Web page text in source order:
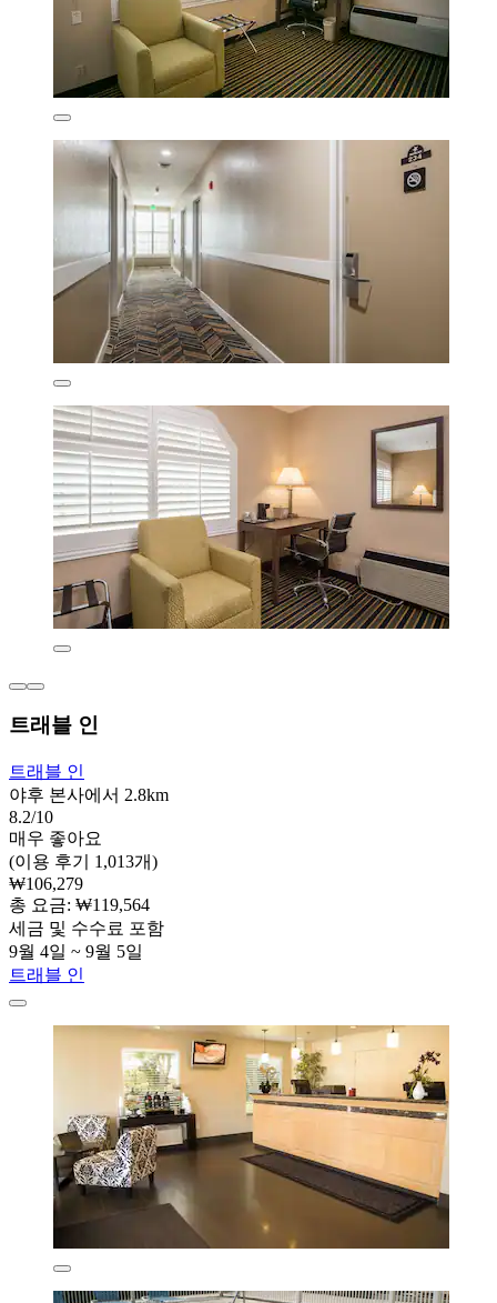
트래블 인
트래블 인
야후 본사에서 2.8km
8.2/10
매우 좋아요
(이용 후기 1,013개)
₩106,279
총 요금: ₩119,564
세금 및 수수료 포함
9월 4일 ~ 9월 5일
트래블 인